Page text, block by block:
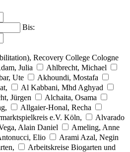
Bis:
Recovery College Cologne
Julia
Ahlbrecht, Michael
Ute
Akhoundi, Mostafa
Al Kabbani, Mhd Aghyad
Jürgen
Alchaita, Osama
Allgaier-Honal, Recha
e.V. Köln,
Alvarado
Alain Daniel
Ameling, Anne
Elio
Arami Azal, Negin
Arbeitskreise Biogarten und